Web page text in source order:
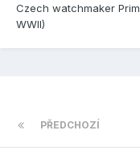
Czech watchmaker
WWII)
PŘEDCHOZÍ